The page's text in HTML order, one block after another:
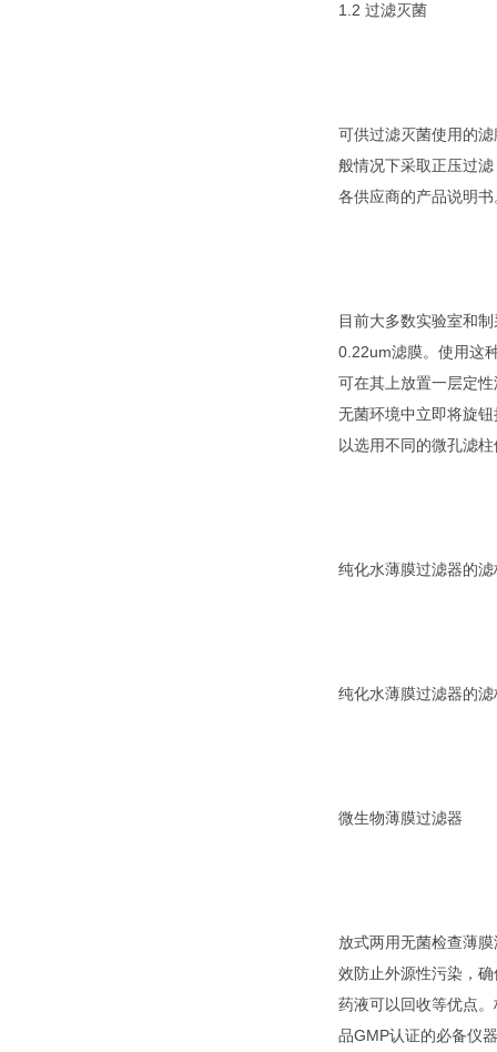
1.2 过滤灭菌
可供过滤灭菌使用的
般情况下采取正压过
各供应商的产品说明书
目前大多数实验室和
0.22um滤膜。使用这
可在其上放置一层定
无菌环境中立即将旋
以选用不同的微孔滤
纯化水薄膜过滤器的
纯化水薄膜过滤器的
微生物薄膜过滤器
放式两用无菌检查薄
效防止外源性污染，
药液可以回收等优点
品GMP认证的必备仪